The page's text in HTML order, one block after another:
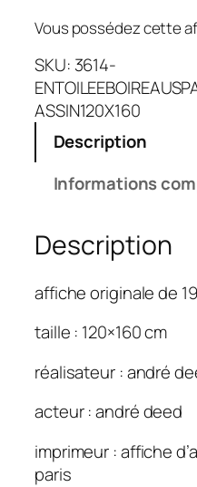
Vous possédez cette
SKU: 3614-
ASSIN120X160
Description
Informations
Description
affiche originale de
taille : 120×160 cm
réalisateur : andré
acteur : andré deed
imprimeur : affiche
paris